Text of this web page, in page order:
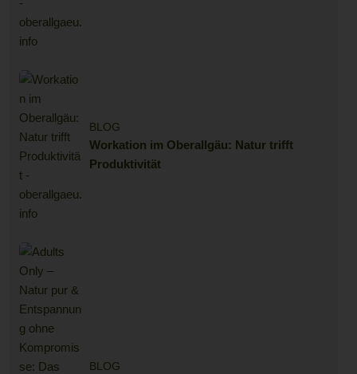
BLOG
Workation im Oberallgäu: Natur trifft
Produktivität
BLOG